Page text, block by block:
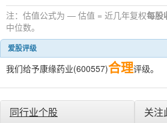
注：估值公式为 — 估值 = 近几年复权每股
中位数。
爱股评级
我们给予康缘药业(600557)合理评级。
同行业个股 关注